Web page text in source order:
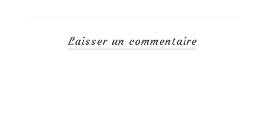
Laisser un commentaire